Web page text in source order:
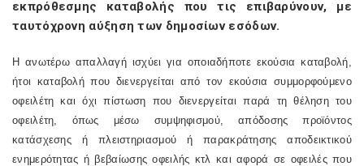
εκπρόθεσμης καταβολής που τις επιβαρύνουν, με
ταυτόχρονη αύξηση των δημοσίων εσόδων.
Η ανωτέρω απαλλαγή ισχύει για οποιαδήποτε εκούσια καταβολή,
ήτοι καταβολή που διενεργείται από τον εκούσια συμμορφούμενο
οφειλέτη και όχι πίστωση που διενεργείται παρά τη θέληση του
οφειλέτη, όπως μέσω συμψηφισμού, απόδοσης προϊόντος
κατάσχεσης ή πλειστηριασμού ή παρακράτησης αποδεικτικού
ενημερότητας ή βεβαίωσης οφειλής κτλ και αφορά σε οφειλές που